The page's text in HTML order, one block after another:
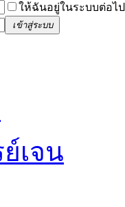
ให้ฉันอยู่ในระบบต่อไป
เข้าสู่ระบบ
เจน